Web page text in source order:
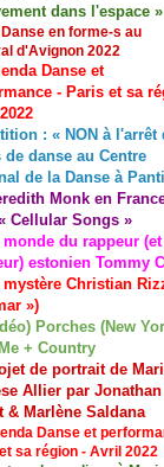
dans l'espace »
en forme-s au
d'Avignon 2022
Danse et
- Paris et sa
: « NON à l'arrêt
de danse au Centre
de la Danse à
Monk en
Cellular Songs »
monde du rappeur (et
estonien Tommy
mystère Christian
»)
Porches (New
+ Country
de portrait de
Allier par Jonathan
& Marlène Saldana
Danse et
sa région - Avril 2022